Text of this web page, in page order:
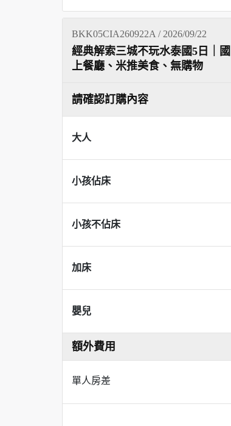
BKK05CIA260922A / 2026/09/22
經典解索三城不玩水泰國5日｜
上餐廳、米推美食、無購物
請確認訂購內容
大人
小孩佔床
小孩不佔床
加床
嬰兒
額外費用
單人房差